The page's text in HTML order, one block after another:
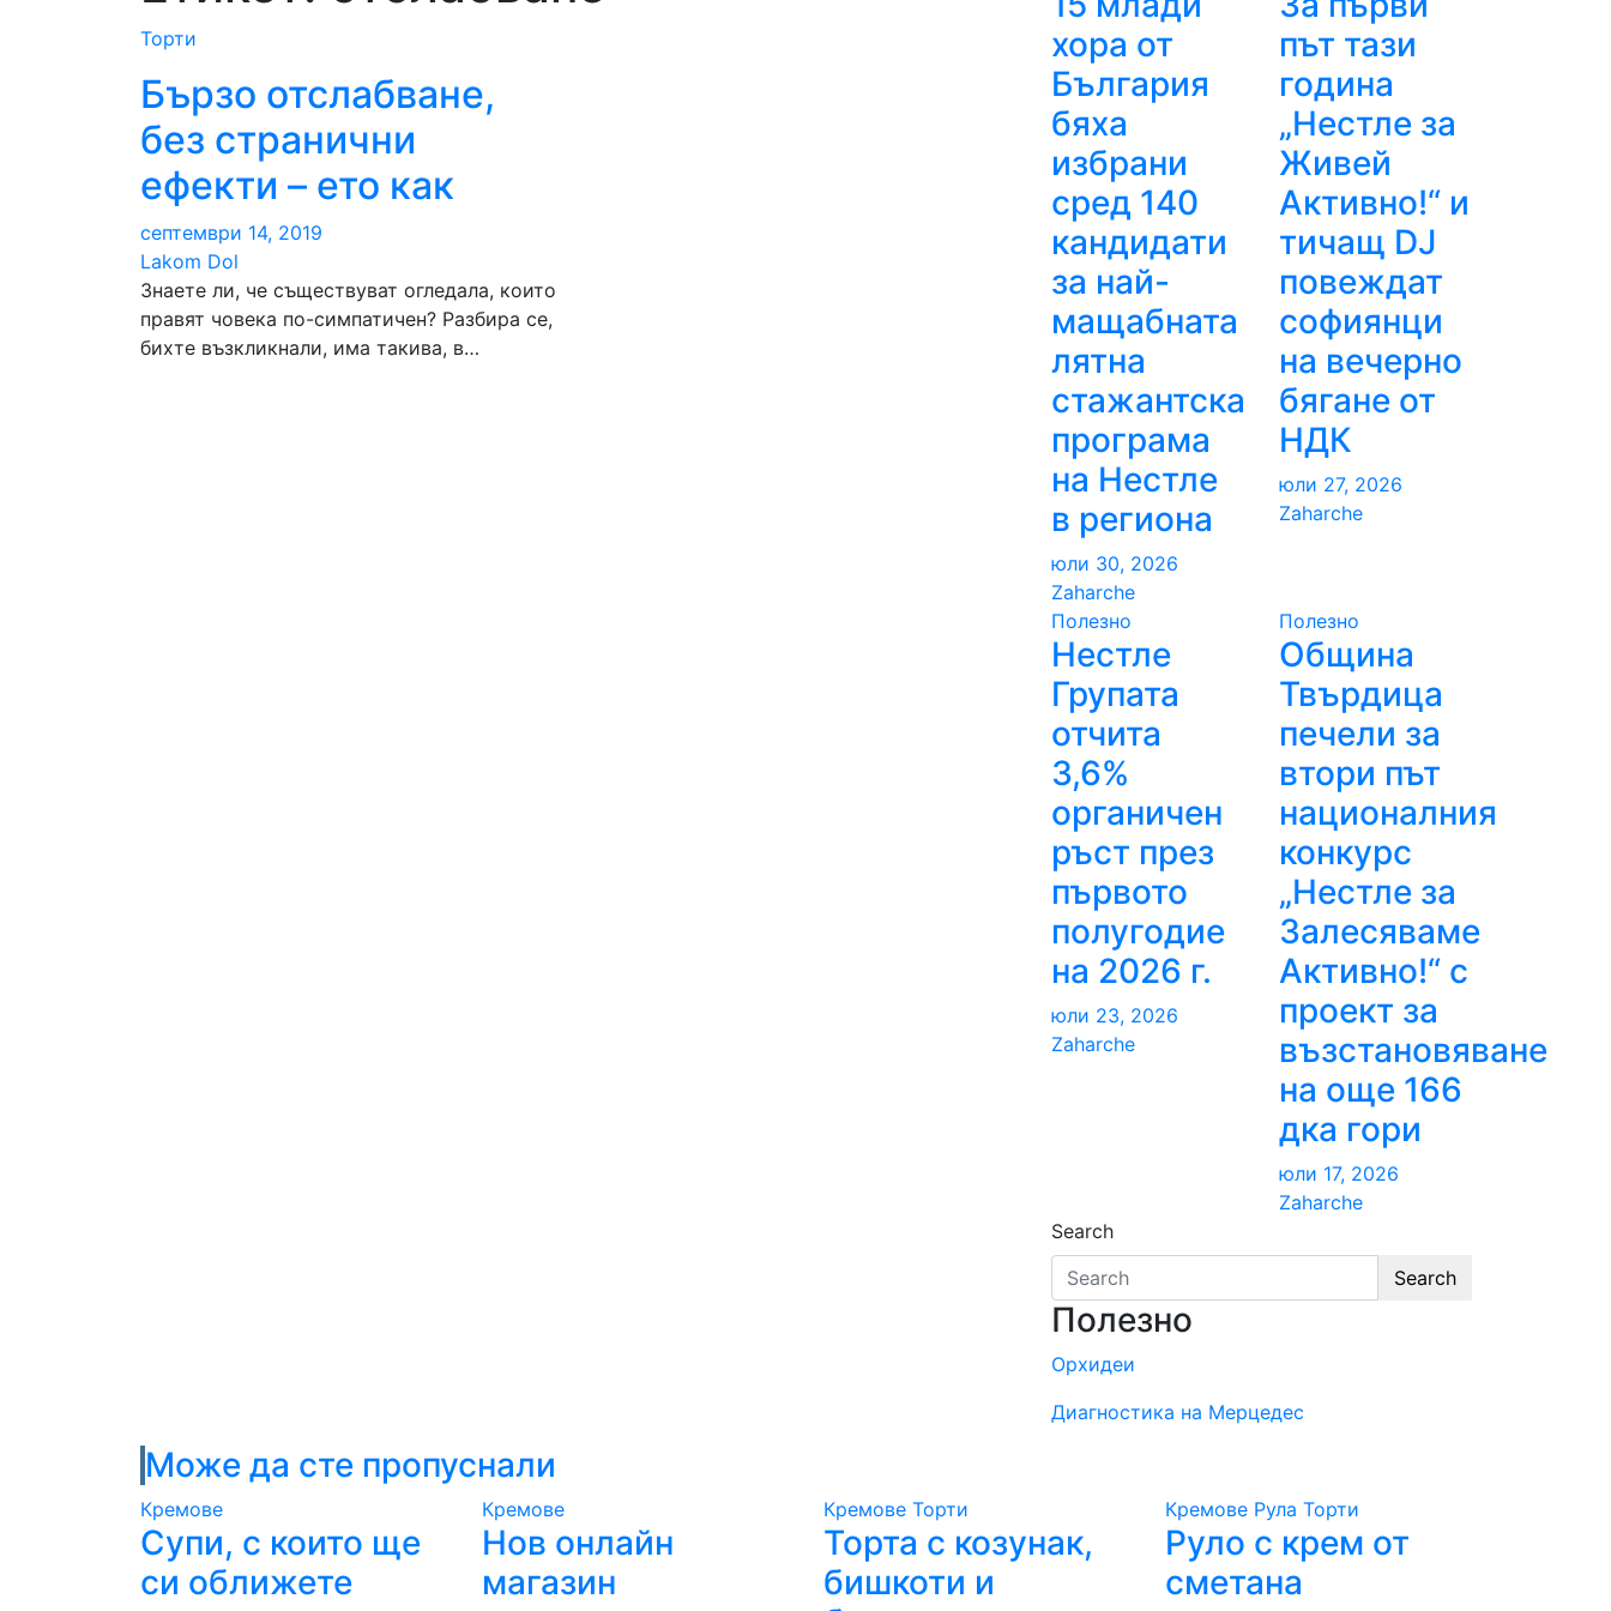
Торти
Бързо отслабване,
без странични
ефекти – ето как
септември 14, 2019
Lakom Dol
Знаете ли, че съществуват огледала, които
правят човека по-симпатичен? Разбира се,
бихте възкликнали, има такива, в…
хора от
България
бяха
избрани
сред 140
кандидати
за най-
мащабната
лятна
стажантска
програма
на Нестле
в региона
юли 30, 2026
Zaharche
път тази
година
„Нестле за
Живей
Активно!“ и
тичащ DJ
повеждат
софиянци
на вечерно
бягане от
НДК
юли 27, 2026
Zaharche
Полезно
Нестле
Групата
отчита
3,6%
органичен
ръст през
първото
полугодие
на 2026 г.
юли 23, 2026
Zaharche
Полезно
Община
Твърдица
печели за
втори път
националния
конкурс
„Нестле за
Залесяваме
Активно!“ с
проект за
възстановяване
на още 166
дка гори
юли 17, 2026
Zaharche
Search
Search
Полезно
Орхидеи
Диагностика на Мерцедес
Може да сте пропуснали
Кремове
Супи, с които ще
си оближете
Кремове
Нов онлайн
магазин
Кремове Торти
Торта с козунак,
бишкоти и
Кремове Рула Торти
Руло с крем от
сметана